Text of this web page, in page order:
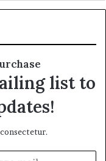
list to